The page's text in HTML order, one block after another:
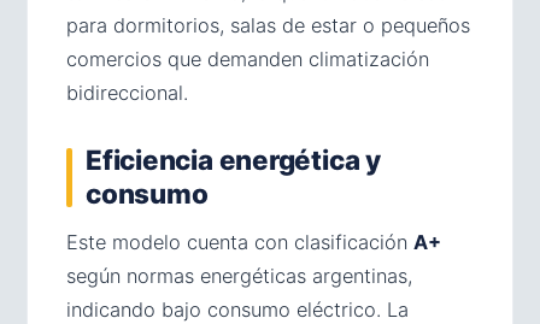
para dormitorios, salas de estar o pequeños
comercios que demanden climatización
bidireccional.
Eficiencia energética y
consumo
Este modelo cuenta con clasificación A+
según normas energéticas argentinas,
indicando bajo consumo eléctrico. La